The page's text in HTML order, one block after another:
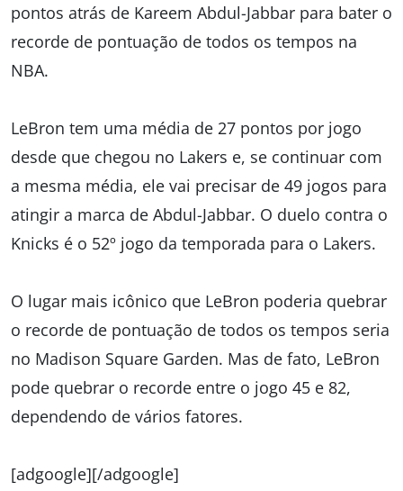
pontos atrás de Kareem Abdul-Jabbar para bater o
recorde de pontuação de todos os tempos na
NBA.
LeBron tem uma média de 27 pontos por jogo
desde que chegou no Lakers e, se continuar com
a mesma média, ele vai precisar de 49 jogos para
atingir a marca de Abdul-Jabbar. O duelo contra o
Knicks é o 52º jogo da temporada para o Lakers.
O lugar mais icônico que LeBron poderia quebrar
o recorde de pontuação de todos os tempos seria
no Madison Square Garden. Mas de fato, LeBron
pode quebrar o recorde entre o jogo 45 e 82,
dependendo de vários fatores.
[adgoogle][/adgoogle]